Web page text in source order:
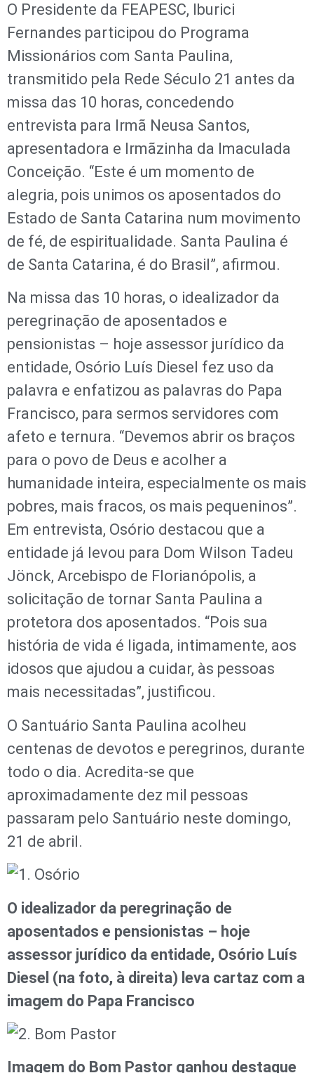
O Presidente da FEAPESC, Iburici
Fernandes participou do Programa
Missionários com Santa Paulina,
transmitido pela Rede Século 21 antes da
missa das 10 horas, concedendo
entrevista para Irmã Neusa Santos,
apresentadora e Irmãzinha da Imaculada
Conceição. “Este é um momento de
alegria, pois unimos os aposentados do
Estado de Santa Catarina num movimento
de fé, de espiritualidade. Santa Paulina é
de Santa Catarina, é do Brasil”, afirmou.
Na missa das 10 horas, o idealizador da
peregrinação de aposentados e
pensionistas – hoje assessor jurídico da
entidade, Osório Luís Diesel fez uso da
palavra e enfatizou as palavras do Papa
Francisco, para sermos servidores com
afeto e ternura. “Devemos abrir os braços
para o povo de Deus e acolher a
humanidade inteira, especialmente os mais
pobres, mais fracos, os mais pequeninos”.
Em entrevista, Osório destacou que a
entidade já levou para Dom Wilson Tadeu
Jönck, Arcebispo de Florianópolis, a
solicitação de tornar Santa Paulina a
protetora dos aposentados. “Pois sua
história de vida é ligada, intimamente, aos
idosos que ajudou a cuidar, às pessoas
mais necessitadas”, justificou.
O Santuário Santa Paulina acolheu
centenas de devotos e peregrinos, durante
todo o dia. Acredita-se que
aproximadamente dez mil pessoas
passaram pelo Santuário neste domingo,
21 de abril.
O idealizador da peregrinação de
aposentados e pensionistas – hoje
assessor jurídico da entidade, Osório Luís
Diesel (na foto, à direita) leva cartaz com a
imagem do Papa Francisco
Imagem do Bom Pastor ganhou destaque